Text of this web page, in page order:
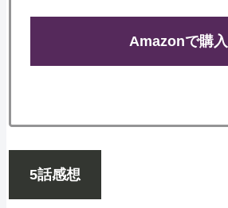
Amazonで購入
5話感想